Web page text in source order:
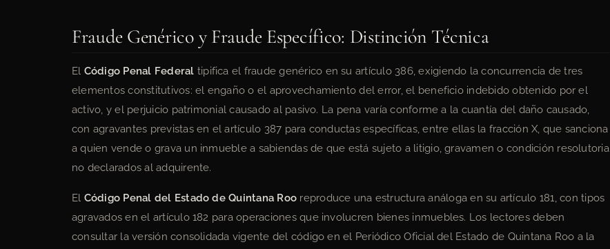
Fraude Genérico y Fraude Específico: Distinción Técnica
El Código Penal Federal tipifica el fraude genérico en su artículo 386, exigiendo la concurrencia de tres
elementos constitutivos: el engaño o el aprovechamiento del error, el beneficio indebido obtenido por el
activo, y el perjuicio patrimonial causado al pasivo. La pena varía conforme a la cuantía del daño causado,
con agravantes previstas en el artículo 387 para conductas específicas, entre ellas la fracción X, que sanciona
a quien vende o grava un inmueble a sabiendas de que está sujeto a litigio, gravamen o condición resolutoria
no declarados al adquirente.
El Código Penal del Estado de Quintana Roo reproduce una estructura análoga en su artículo 181, con tipos
agravados en el artículo 182 para operaciones que involucren bienes inmuebles. Los lectores deben
consultar la versión consolidada vigente del código en el Periódico Oficial del Estado de Quintana Roo a la